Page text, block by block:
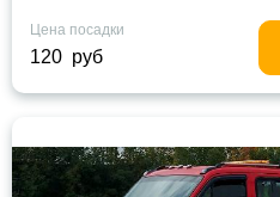
Цена посадки
120 руб